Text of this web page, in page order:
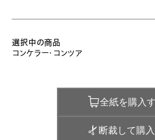
選択中の商品
コンケラー・コンツア
全紙を購入
断裁して購